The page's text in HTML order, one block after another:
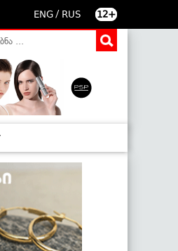
ENG / RUS 12+